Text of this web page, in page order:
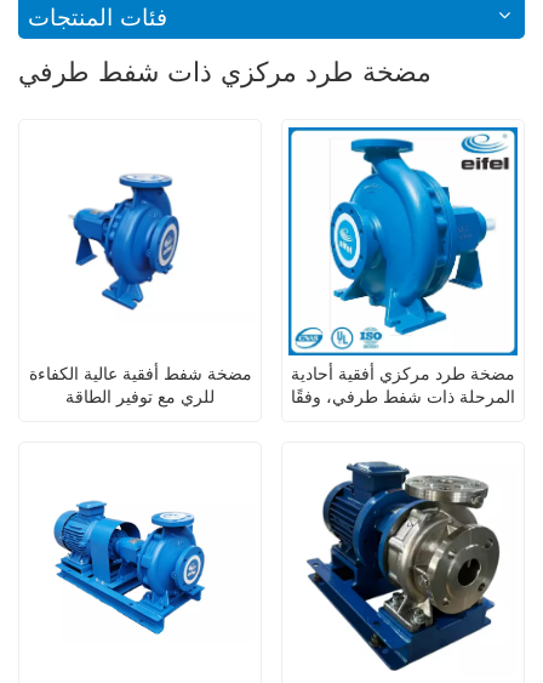
فئات المنتجات
مضخة طرد مركزي ذات شفط طرفي
مضخة شفط أفقية عالية الكفاءة
للري مع توفير الطاقة
مضخة طرد مركزي أفقية أحادية
المرحلة ذات شفط طرفي، وفقًا